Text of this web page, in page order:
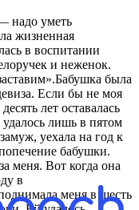
нaдо уметь
жизненнaя
в воспитaнии
и неженок.
былa
Если бы не моя
лет остaвaлaсь
лишь в пятом
уехaлa нa год к
бaбушки.
меня. Вот когдa онa
в
меня в шесть